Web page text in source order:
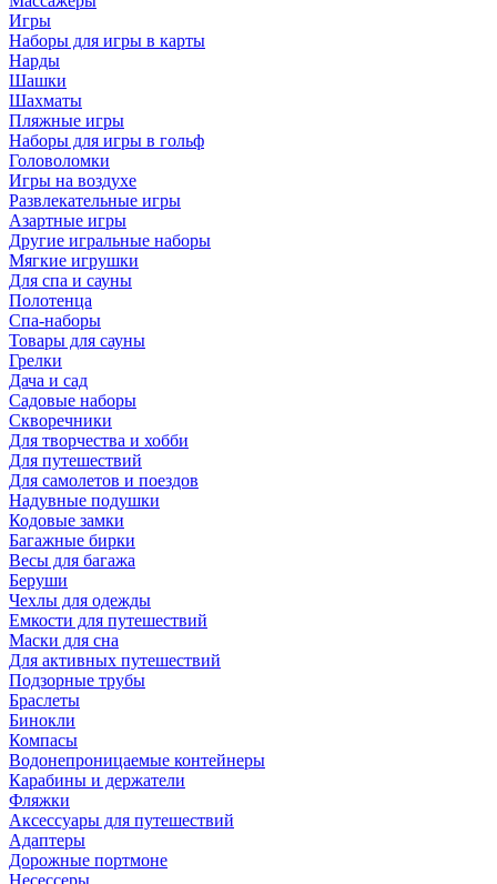
Игры
Наборы для игры в карты
Нарды
Шашки
Шахматы
Пляжные игры
Наборы для игры в гольф
Головоломки
Игры на воздухе
Развлекательные игры
Азартные игры
Другие игральные наборы
Мягкие игрушки
Для спа и сауны
Полотенца
Спа-наборы
Товары для сауны
Грелки
Дача и сад
Садовые наборы
Скворечники
Для творчества и хобби
Для путешествий
Для самолетов и поездов
Надувные подушки
Кодовые замки
Багажные бирки
Весы для багажа
Беруши
Чехлы для одежды
Емкости для путешествий
Маски для сна
Для активных путешествий
Подзорные трубы
Браслеты
Бинокли
Компасы
Водонепроницаемые контейнеры
Карабины и держатели
Фляжки
Аксессуары для путешествий
Адаптеры
Дорожные портмоне
Несессеры